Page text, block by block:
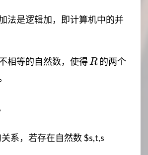
法是逻辑加，即计算机中的并
相等的自然数，使得 R
R的两个
关系，若存在自然数 $s,t,s